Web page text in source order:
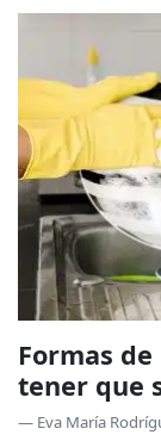
Formas
tener que
— Eva María